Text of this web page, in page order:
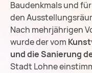
Baudenkmals und
den
Nach mehrjährigen
wurde der vom
und die Sanierung
Stadt Lohne